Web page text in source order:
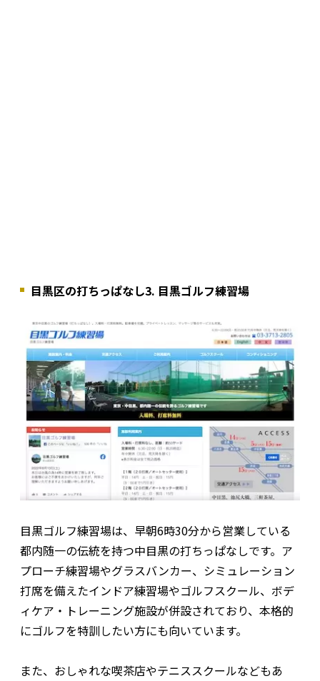
目黒区の打ちっぱなし3. 目黒ゴルフ練習場
目黒ゴルフ練習場は、早朝6時30分から営業している
都内随一の伝統を持つ中目黒の打ちっぱなしです。ア
プローチ練習場やグラスバンカー、シミュレーション
打席を備えたインドア練習場やゴルフスクール、ボデ
ィケア・トレーニング施設が併設されており、本格的
にゴルフを特訓したい方にも向いています。
また、おしゃれな喫茶店やテニススクールなどもあ